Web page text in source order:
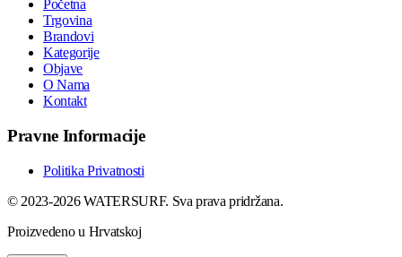
Početna
Trgovina
Brandovi
Kategorije
Objave
O Nama
Kontakt
Pravne Informacije
Politika Privatnosti
© 2023-2026 WATERSURF. Sva prava pridržana.
Proizvedeno u Hrvatskoj